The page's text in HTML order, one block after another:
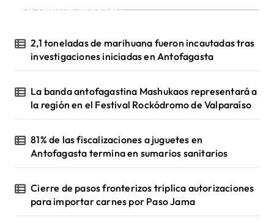
¡Ultimas Noticias!
2,1 toneladas de marihuana fueron incautadas tras
investigaciones iniciadas en Antofagasta
La banda antofagastina Mashukaos representará a
la región en el Festival Rockódromo de Valparaíso
81% de las fiscalizaciones a juguetes en
Antofagasta termina en sumarios sanitarios
Cierre de pasos fronterizos triplica autorizaciones
para importar carnes por Paso Jama